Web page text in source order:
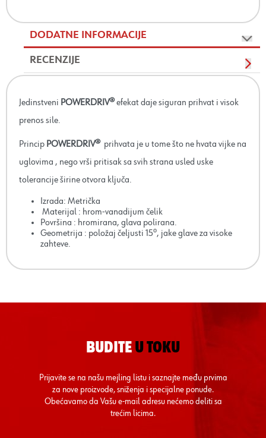
DODATNE INFORMACIJE
RECENZIJE
Jedinstveni POWERDRIV®efekat daje siguran prihvat i visok
prenos sile.
Princip POWERDRIV® prihvata je u tome što ne hvata vijke na
uglovima , nego vrši pritisak sa svih strana usled uske
tolerancije širine otvora ključa.
Izrada: Metrička
Materijal : hrom-vanadijum čelik
Površina : hromirana, glava polirana.
Geometrija : položaj čeljusti 15⁰, jake glave za visoke
zahteve.
BUDITE U TOKU
Prijavite se na našu mejling listu i saznajte među prvima
za nove proizvode, sniženja i specijalne ponude.
Obećavamo da Vašu e-mail adresu nećemo deliti sa
trećim licima.